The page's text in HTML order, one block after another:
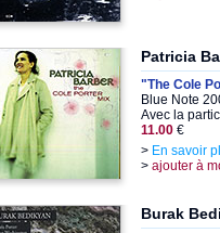
Patricia
"The Cole
Blue Note
Avec la
11.00 €
> En savoir
> ajouter à
Burak